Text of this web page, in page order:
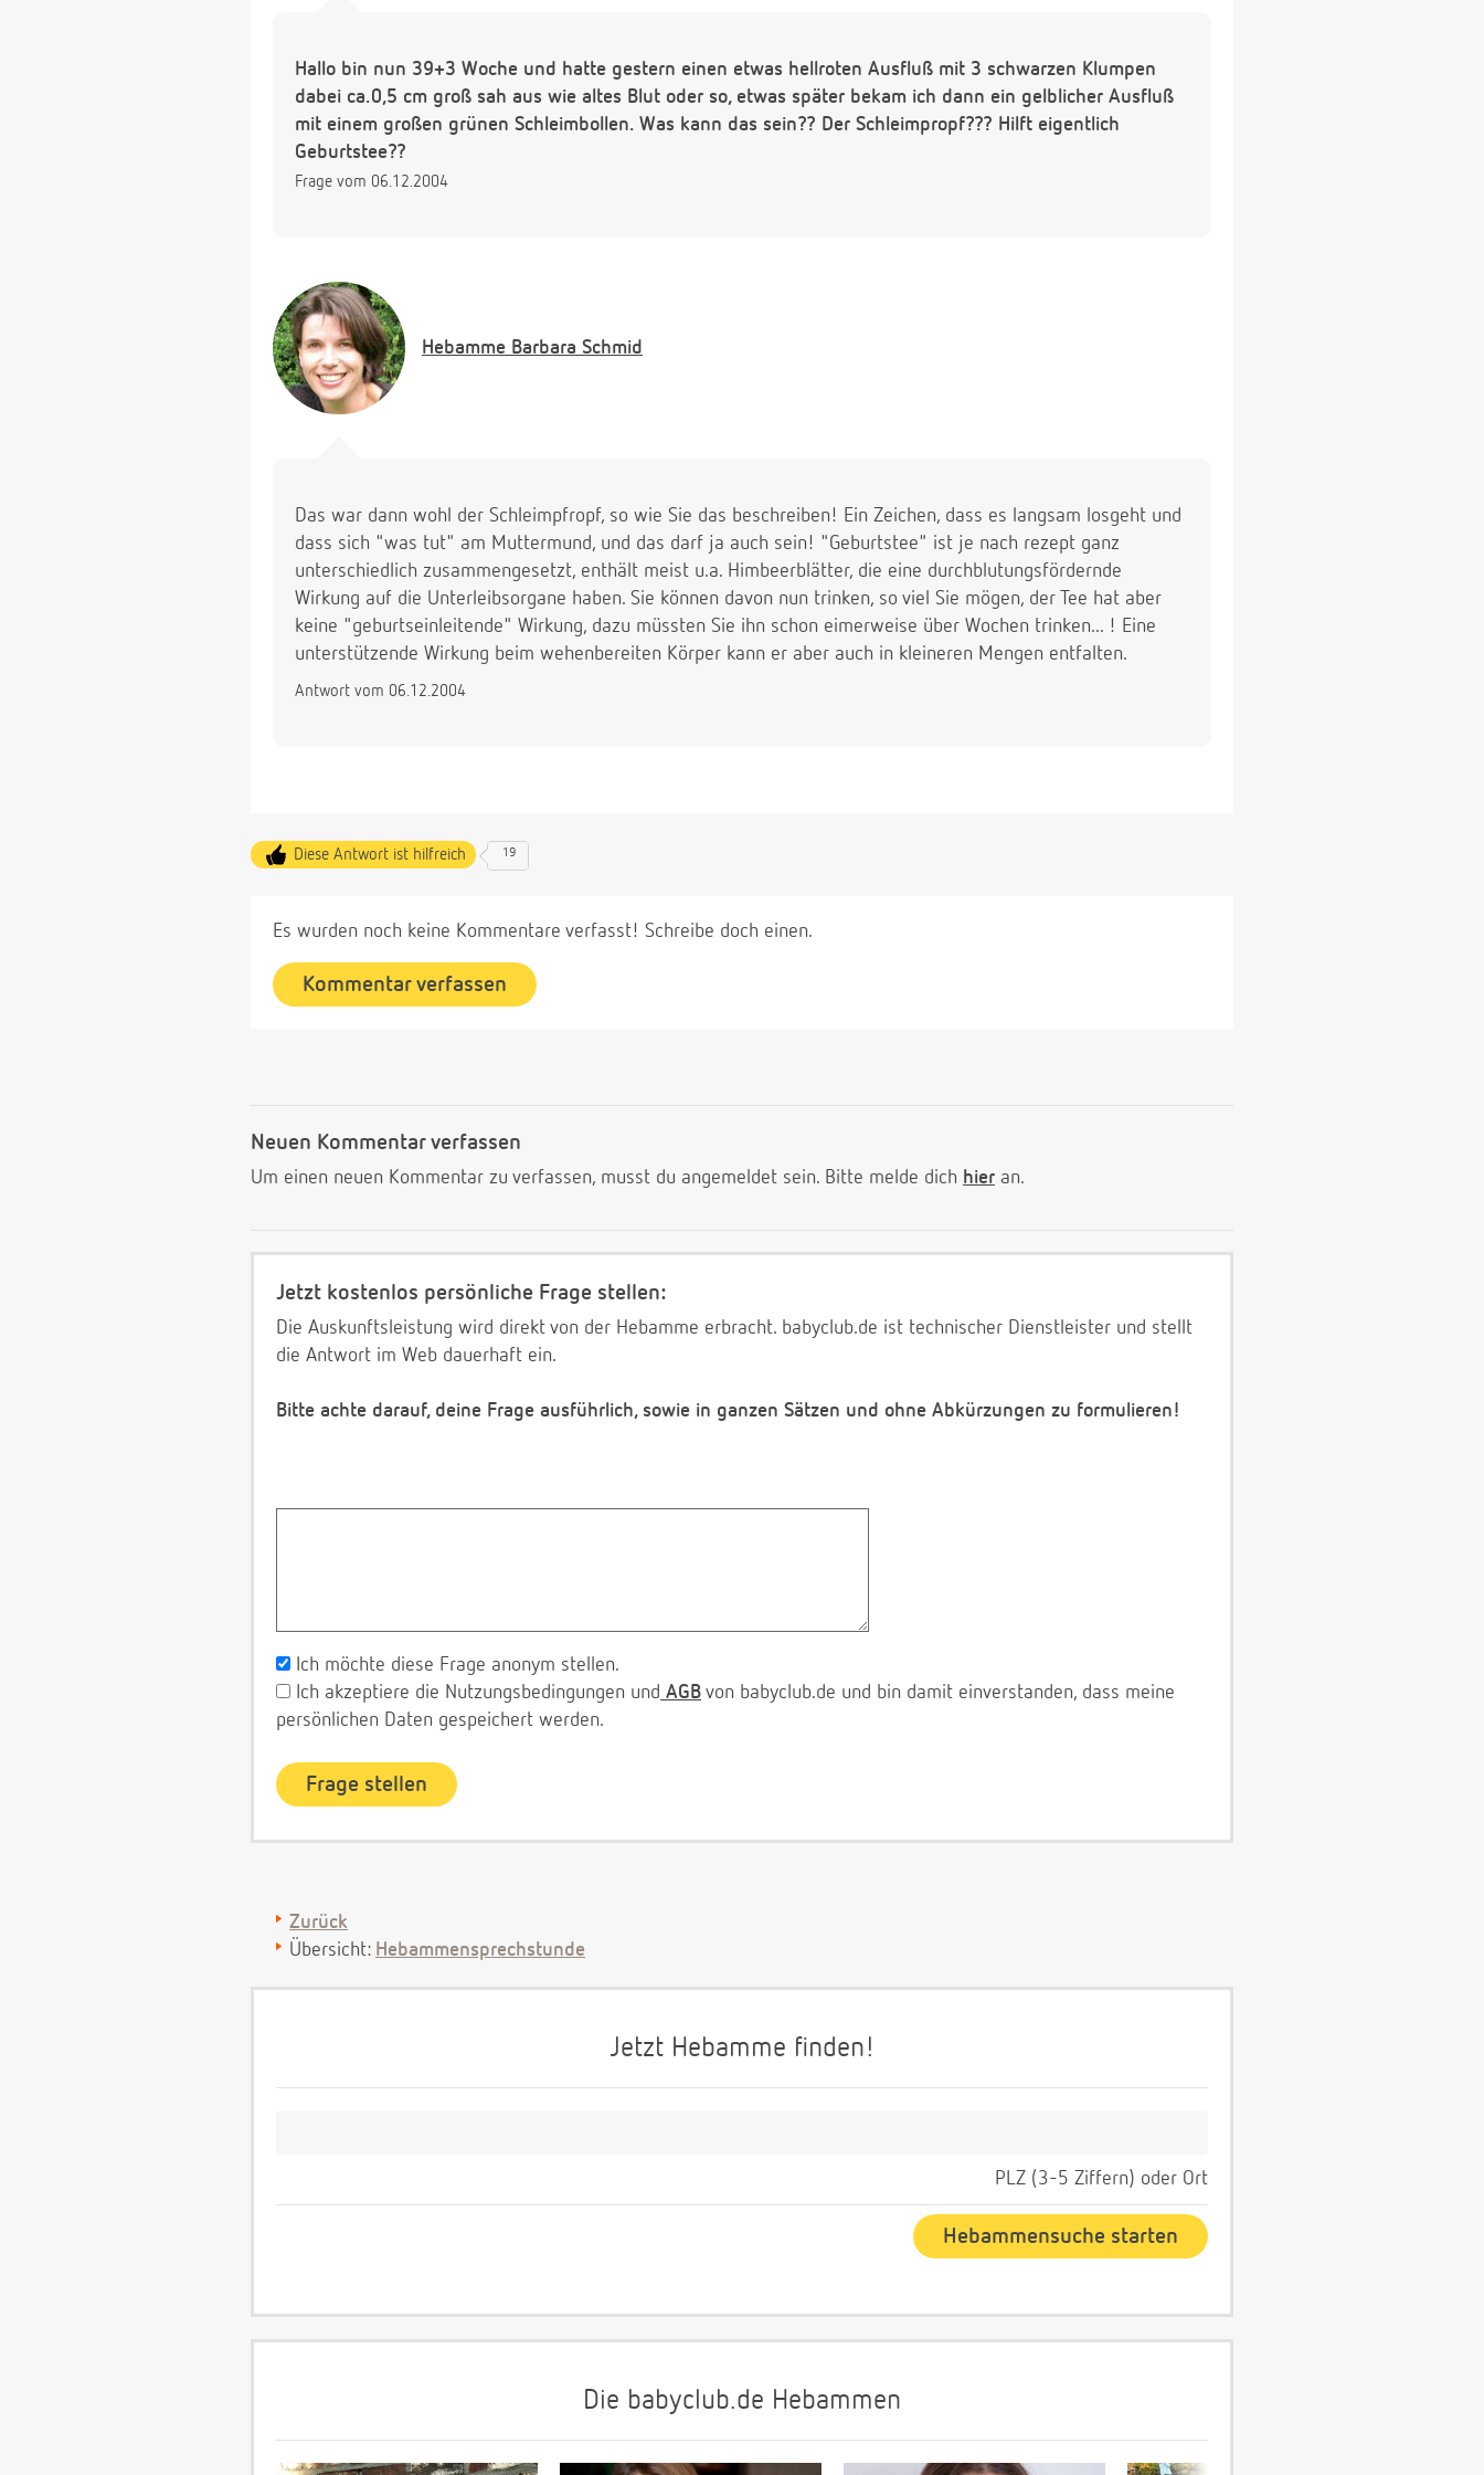
Hallo bin nun 39+3 Woche und hatte gestern einen etwas hellroten Ausfluß mit 3 schwarzen Klumpen
dabei ca.0,5 cm groß sah aus wie altes Blut oder so, etwas später bekam ich dann ein gelblicher Ausfluß
mit einem großen grünen Schleimbollen. Was kann das sein?? Der Schleimpropf??? Hilft eigentlich
Geburtstee??
Frage vom 06.12.2004
Hebamme Barbara Schmid
Das war dann wohl der Schleimpfropf, so wie Sie das beschreiben! Ein Zeichen, dass es langsam losgeht und
dass sich "was tut" am Muttermund, und das darf ja auch sein! "Geburtstee" ist je nach rezept ganz
unterschiedlich zusammengesetzt, enthält meist u.a. Himbeerblätter, die eine durchblutungsfördernde
Wirkung auf die Unterleibsorgane haben. Sie können davon nun trinken, so viel Sie mögen, der Tee hat aber
keine "geburtseinleitende" Wirkung, dazu müssten Sie ihn schon eimerweise über Wochen trinken... ! Eine
unterstützende Wirkung beim wehenbereiten Körper kann er aber auch in kleineren Mengen entfalten.
Antwort vom 06.12.2004
Diese Antwort ist hilfreich 19
Es wurden noch keine Kommentare verfasst! Schreibe doch einen.
Kommentar verfassen
Neuen Kommentar verfassen
Um einen neuen Kommentar zu verfassen, musst du angemeldet sein. Bitte melde dich hier an.
Jetzt kostenlos persönliche Frage stellen:
Die Auskunftsleistung wird direkt von der Hebamme erbracht. babyclub.de ist technischer Dienstleister und stellt
die Antwort im Web dauerhaft ein.
Bitte achte darauf, deine Frage ausführlich, sowie in ganzen Sätzen und ohne Abkürzungen zu formulieren!
Ich möchte diese Frage anonym stellen.
Ich akzeptiere die Nutzungsbedingungen und AGB von babyclub.de und bin damit einverstanden, dass meine
persönlichen Daten gespeichert werden.
Zurück
Übersicht: Hebammensprechstunde
Jetzt Hebamme finden!
PLZ (3-5 Ziffern) oder Ort
Die babyclub.de Hebammen